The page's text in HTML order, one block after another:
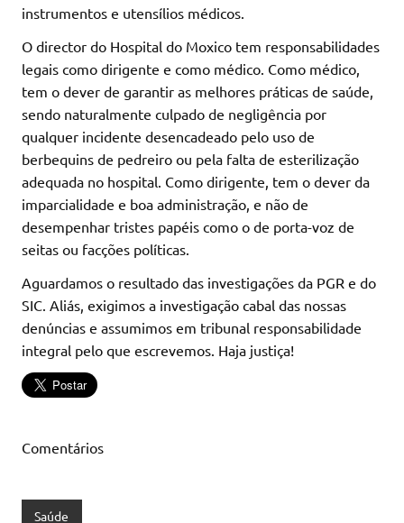
instrumentos e utensílios médicos.
O director do Hospital do Moxico tem responsabilidades
legais como dirigente e como médico. Como médico,
tem o dever de garantir as melhores práticas de saúde,
sendo naturalmente culpado de negligência por
qualquer incidente desencadeado pelo uso de
berbequins de pedreiro ou pela falta de esterilização
adequada no hospital. Como dirigente, tem o dever da
imparcialidade e boa administração, e não de
desempenhar tristes papéis como o de porta-voz de
seitas ou facções políticas.
Aguardamos o resultado das investigações da PGR e do
SIC. Aliás, exigimos a investigação cabal das nossas
denúncias e assumimos em tribunal responsabilidade
integral pelo que escrevemos. Haja justiça!
Comentários
Saúde